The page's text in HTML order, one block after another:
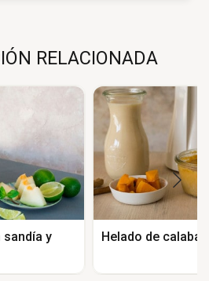
RELACIONADA
sandía y
Helado de